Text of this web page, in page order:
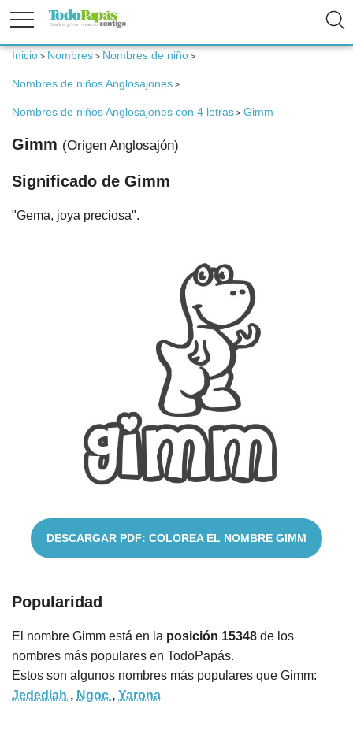
Bebé
Niños
Inicio > Nombres > Nombres de niño >
Nombres de niños Anglosajones >
Nombres de niños Anglosajones con 4 letras > Gimm
Gimm (Origen Anglosajón)
Significado de Gimm
"Gema, joya preciosa".
DESCARGAR PDF: COLOREA EL NOMBRE GIMM
Popularidad
El nombre Gimm está en la posición 15348 de los
nombres más populares en TodoPapás.
Estos son algunos nombres más populares que Gimm:
Jedediah , Ngoc , Yarona